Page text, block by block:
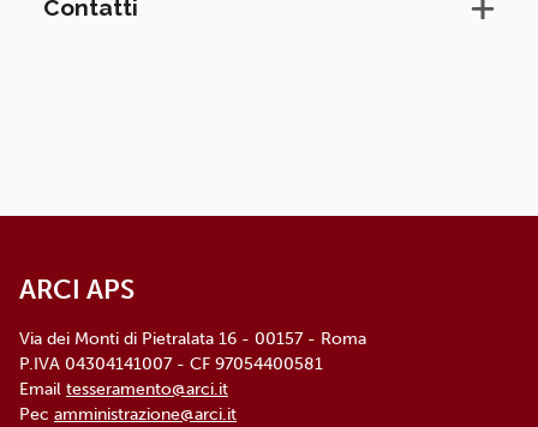
Contatti
ARCI APS
Via dei Monti di Pietralata 16 - 00157 - Roma
P.IVA 04304141007 - CF 97054400581
Email tesseramento@arci.it
Pec amministrazione@arci.it